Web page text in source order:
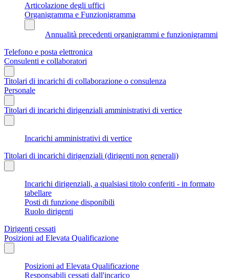
Articolazione degli uffici
Organigramma e Funzionigramma
Annualità precedenti organigrammi e funzionigrammi
Telefono e posta elettronica
Consulenti e collaboratori
Titolari di incarichi di collaborazione o consulenza
Personale
Titolari di incarichi dirigenziali amministrativi di vertice
Incarichi amministrativi di vertice
Titolari di incarichi dirigenziali (dirigenti non generali)
Incarichi dirigenziali, a qualsiasi titolo conferiti - in formato
tabellare
Posti di funzione disponibili
Ruolo dirigenti
Dirigenti cessati
Posizioni ad Elevata Qualificazione
Posizioni ad Elevata Qualificazione
Responsabili cessati dall'incarico